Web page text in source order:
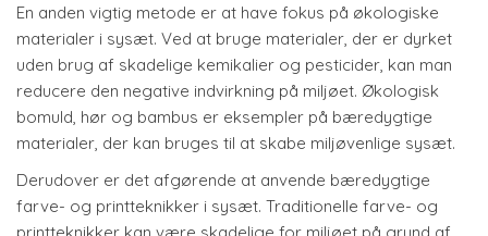
En anden vigtig metode er at have fokus på økologiske
materialer i sysæt. Ved at bruge materialer, der er dyrket
uden brug af skadelige kemikalier og pesticider, kan man
reducere den negative indvirkning på miljøet. Økologisk
bomuld, hør og bambus er eksempler på bæredygtige
materialer, der kan bruges til at skabe miljøvenlige sysæt.
Derudover er det afgørende at anvende bæredygtige
farve- og printteknikker i sysæt. Traditionelle farve- og